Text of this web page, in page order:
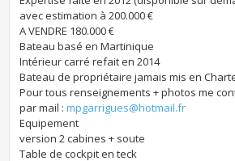
avec estimation à 200.000 €
A VENDRE 180.000 €
Bateau basé en Martinique
Intérieur carré refait en 2014
Bateau de propriétaire jamais mis en
Pour tous renseignements + photos me
par mail :mpgarrigues@hotmail.fr
Equipement
version 2 cabines + soute
Table de cockpit en teck